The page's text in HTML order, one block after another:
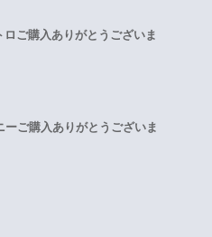
ロご購入ありがとうございま
ーご購入ありがとうございま